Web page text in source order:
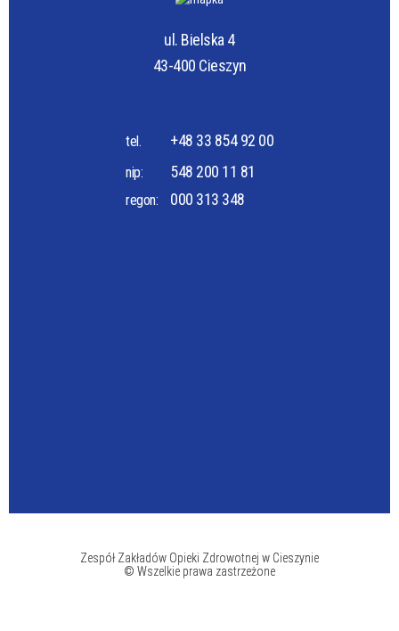
ul. Bielska 4
43-400 Cieszyn
tel. +48 33 854 92 00
nip: 548 200 11 81
regon: 000 313 348
Zespół Zakładów Opieki Zdrowotnej w Cieszynie
© Wszelkie prawa zastrzeżone